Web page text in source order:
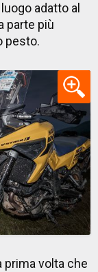
adatto al
parte più
pesto.
prima volta che